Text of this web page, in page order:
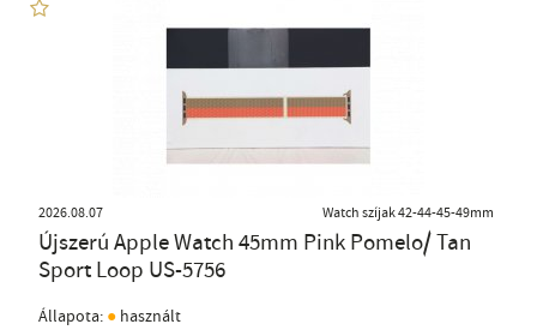
2026.08.07 Watch szíjak 42-44-45-49mm
Újszerú Apple Watch 45mm Pink Pomelo/ Tan
Sport Loop US-5756
Állapota: ● használt